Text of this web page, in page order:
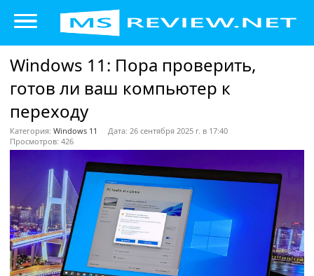
Windows 11: Пора проверить,
готов ли ваш компьютер к
переходу
Категория: Windows 11
Дата: 26 сентября 2025 г. в 17:40
Просмотров: 426